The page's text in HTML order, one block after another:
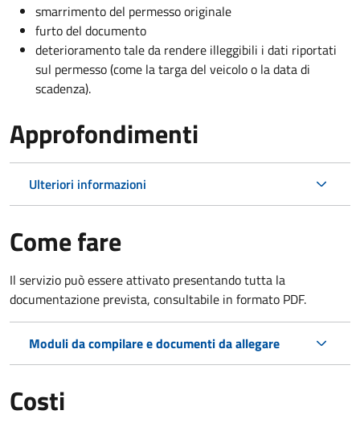
smarrimento del permesso originale
furto del documento
deterioramento tale da rendere illeggibili i dati riportati
sul permesso (come la targa del veicolo o la data di
scadenza).
Approfondimenti
Ulteriori informazioni
Come fare
Il servizio può essere attivato presentando tutta la
documentazione prevista, consultabile in formato PDF.
Moduli da compilare e documenti da allegare
Costi